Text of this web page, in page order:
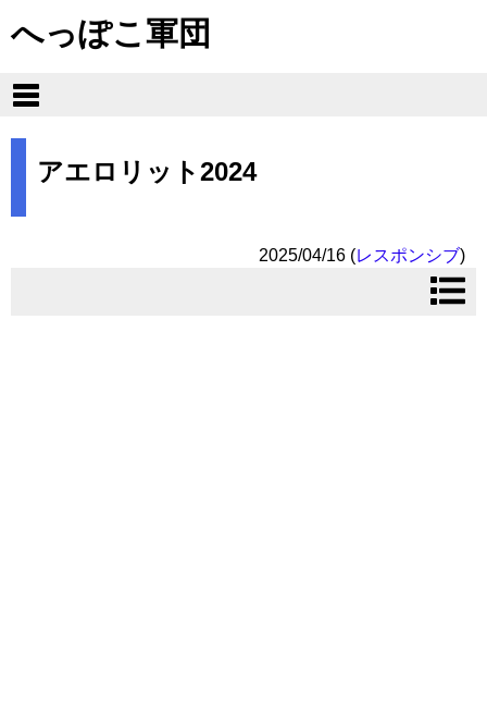
へっぽこ軍団
アエロリット2024
2025/04/16 (レスポンシブ)